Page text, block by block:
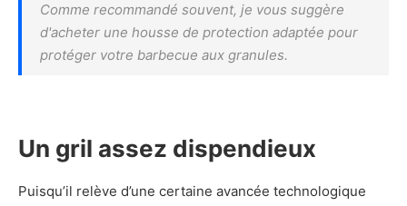
Comme recommandé souvent, je vous suggère
d'acheter une housse de protection adaptée pour
protéger votre barbecue aux granules.
Un gril assez dispendieux
Puisqu’il relève d’une certaine avancée technologique